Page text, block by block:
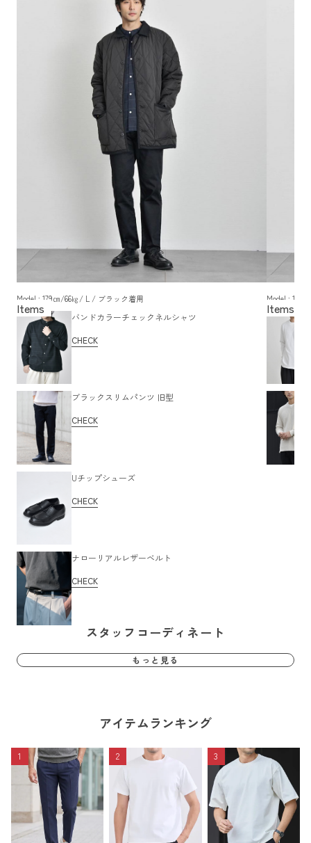
Model : 179㎝/66㎏/ L / ブラック着用
バンドカラーチェックネルシャツ
CHECK
ブラックスリムパンツ 旧型
CHECK
Uチップシューズ
CHECK
ナローリアルレザーベルト
CHECK
Model : 179
スタッフコーディネート
もっと見る
アイテムランキング
1 2 3